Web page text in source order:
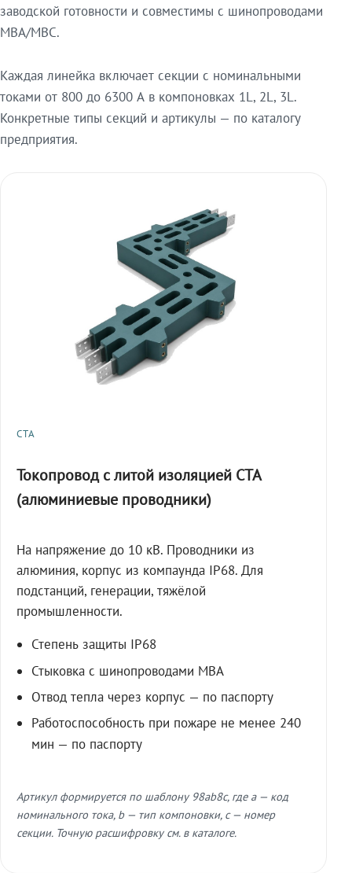
заводской готовности и совместимы с шинопроводами
МВА/МВС.
Каждая линейка включает секции с номинальными
токами от 800 до 6300 А в компоновках 1L, 2L, 3L.
Конкретные типы секций и артикулы — по каталогу
предприятия.
СТА
Токопровод с литой изоляцией СТА
(алюминиевые проводники)
На напряжение до 10 кВ. Проводники из
алюминия, корпус из компаунда IP68. Для
подстанций, генерации, тяжёлой
промышленности.
Степень защиты IP68
Стыковка с шинопроводами МВА
Отвод тепла через корпус — по паспорту
Работоспособность при пожаре не менее 240
мин — по паспорту
Артикул формируется по шаблону 98ab8c, где a — код
номинального тока, b — тип компоновки, c — номер
секции. Точную расшифровку см. в каталоге.